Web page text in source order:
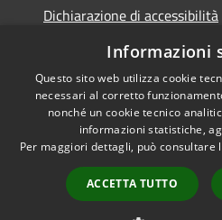
Dichiarazione di accessibilità
Piano di miglioramento del
Accessibility
Informazioni
Questo sito web utilizza cookie
necessari al corretto
nonché un cookie tecnico
informazioni statistiche,
Per maggiori dettagli, può consultare
ACCETTA TUTTO